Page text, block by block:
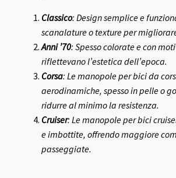
Classico: Design semplice e
scanalature o texture per
Anni ’70: Spesso colorate e con
riflettevano l’estetica dell’epoca.
Corsa: Le manopole per bici da
aerodinamiche, spesso in pelle o
ridurre al minimo la resistenza.
Cruiser: Le manopole per bici
e imbottite, offrendo maggiore
passeggiate.